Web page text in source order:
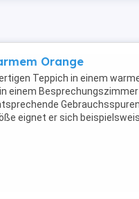
Orange
Teppich in einem
einem
eignet er sich
...